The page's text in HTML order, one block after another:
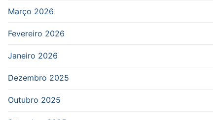
Março 2026
Fevereiro 2026
Janeiro 2026
Dezembro 2025
Outubro 2025